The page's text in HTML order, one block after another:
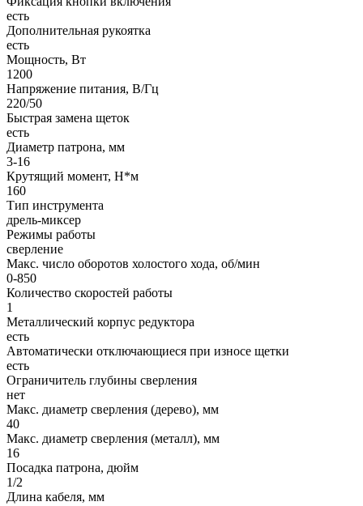
есть
Дополнительная рукоятка
есть
Мощность, Вт
1200
Напряжение питания, В/Гц
220/50
Быстрая замена щеток
есть
Диаметр патрона, мм
3-16
Крутящий момент, Н*м
160
Тип инструмента
дрель-миксер
Режимы работы
сверление
Макс. число оборотов холостого хода, об/мин
0-850
Количество скоростей работы
1
Металлический корпус редуктора
есть
Автоматически отключающиеся при износе щетки
есть
Ограничитель глубины сверления
нет
Макс. диаметр сверления (дерево), мм
40
Макс. диаметр сверления (металл), мм
16
Посадка патрона, дюйм
1/2
Длина кабеля, мм